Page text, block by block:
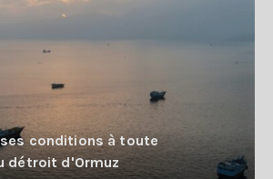
conditions à toute
détroit d'Ormuz